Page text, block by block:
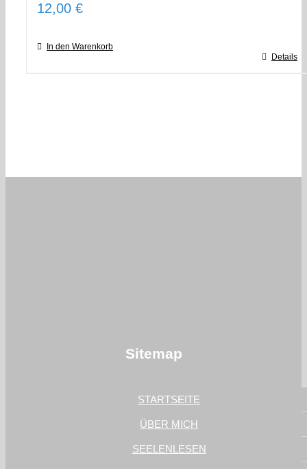
12,00 €
In den Warenkorb
Details
Sitemap
STARTSEITE
ÜBER MICH
SEELENLESEN